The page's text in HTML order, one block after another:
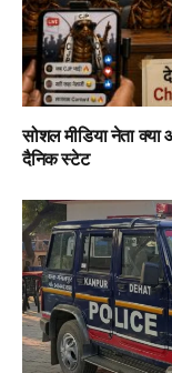
सोशल मीडिया नेता
दैनिक स्टेट